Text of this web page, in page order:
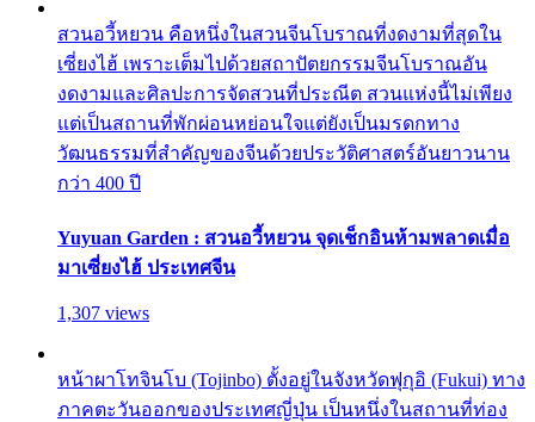
สวนอวี้หยวน คือหนึ่งในสวนจีนโบราณที่งดงามที่สุดใน
เซี่ยงไฮ้ เพราะเต็มไปด้วยสถาปัตยกรรมจีนโบราณอัน
งดงามและศิลปะการจัดสวนที่ประณีต สวนแห่งนี้ไม่เพียง
แต่เป็นสถานที่พักผ่อนหย่อนใจแต่ยังเป็นมรดกทาง
วัฒนธรรมที่สำคัญของจีนด้วยประวัติศาสตร์อันยาวนาน
กว่า 400 ปี
Yuyuan Garden : สวนอวี้หยวน จุดเช็กอินห้ามพลาดเมื่อ
มาเซี่ยงไฮ้ ประเทศจีน
1,307 views
หน้าผาโทจินโบ (Tojinbo) ตั้งอยู่ในจังหวัดฟุกุอิ (Fukui) ทาง
ภาคตะวันออกของประเทศญี่ปุ่น เป็นหนึ่งในสถานที่ท่อง